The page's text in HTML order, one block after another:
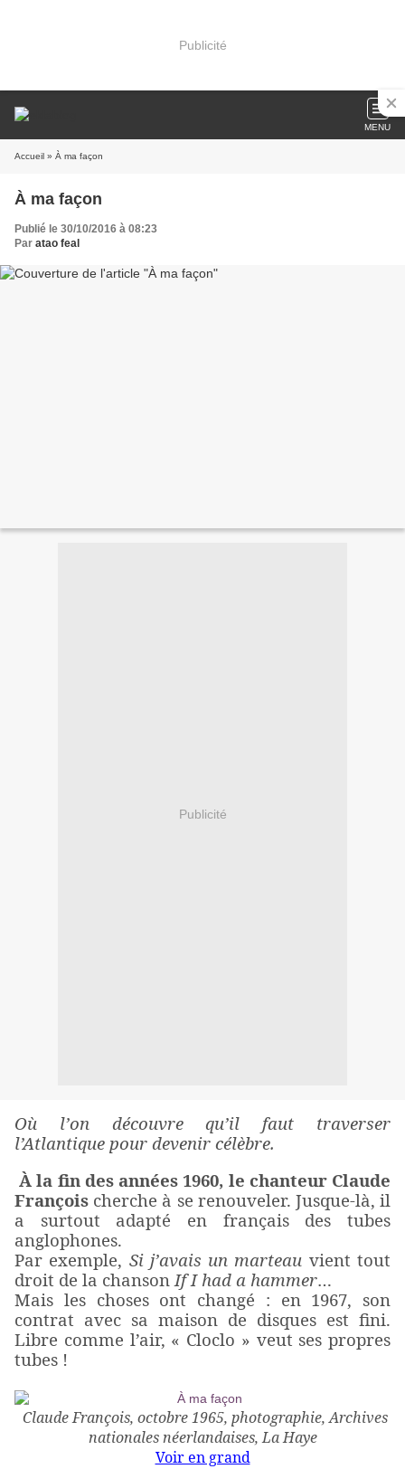
Publicité
MENU
Accueil » À ma façon
À ma façon
Publié le 30/10/2016 à 08:23
Par atao feal
Publicité
Où l’on découvre qu’il faut traverser
l’Atlantique pour devenir célèbre.
À la fin des années 1960, le chanteur Claude
François cherche à se renouveler. Jusque-là, il
a surtout adapté en français des tubes
anglophones.
Par exemple, Si j’avais un marteau vient tout
droit de la chansonIf I had a hammer…
Mais les choses ont changé : en 1967, son
contrat avec sa maison de disques est fini.
Libre comme l’air, « Cloclo » veut ses propres
tubes !
Claude François, octobre 1965, photographie, Archives
nationales néerlandaises, La Haye
Voir en grand